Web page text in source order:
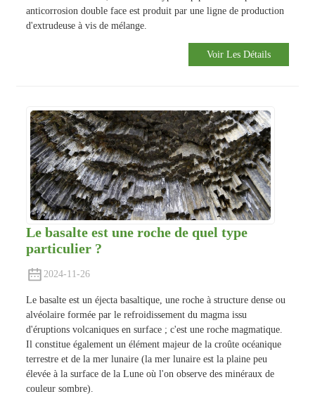
anticorrosion double face est produit par une ligne de production
d'extrudeuse à vis de mélange.
Voir Les Détails
Le basalte est une roche de quel type
particulier ?
2024-11-26
Le basalte est un éjecta basaltique, une roche à structure dense ou
alvéolaire formée par le refroidissement du magma issu
d'éruptions volcaniques en surface ; c'est une roche magmatique.
Il constitue également un élément majeur de la croûte océanique
terrestre et de la mer lunaire (la mer lunaire est la plaine peu
élevée à la surface de la Lune où l'on observe des minéraux de
couleur sombre).